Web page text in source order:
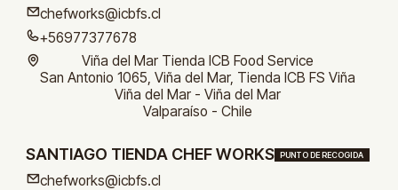
chefworks@icbfs.cl
+56977377678
Viña del Mar Tienda ICB Food Service
San Antonio 1065, Viña del Mar, Tienda ICB FS Viña
Viña del Mar - Viña del Mar
Valparaíso - Chile
SANTIAGO TIENDA CHEF WORKS PUNTO DE RECOGIDA
chefworks@icbfs.cl